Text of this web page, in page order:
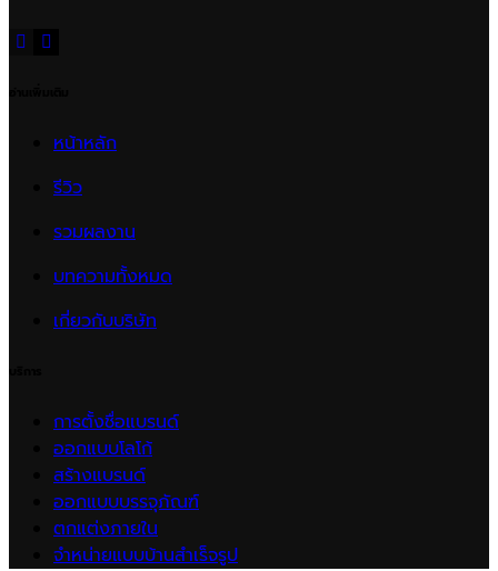
หน้าหลัก
รีวิว
รวมผลงาน
บทความทั้งหมด
เกี่ยวกับบริษัท
การตั้งชื่อแบรนด์
ออกแบบโลโก้
สร้างแบรนด์
ออกแบบบรรจุภัณฑ์
ตกแต่งภายใน
จำหน่ายแบบบ้านสำเร็จรูป